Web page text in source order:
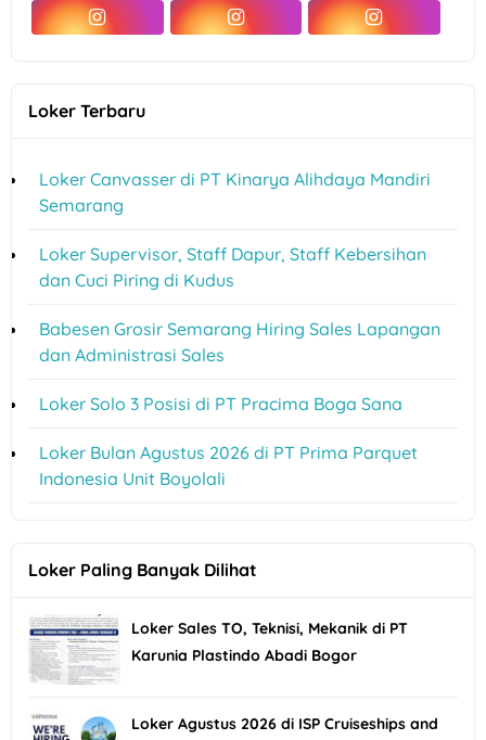
Loker Terbaru
Loker Canvasser di PT Kinarya Alihdaya Mandiri
Semarang
Loker Supervisor, Staff Dapur, Staff Kebersihan
dan Cuci Piring di Kudus
Babesen Grosir Semarang Hiring Sales Lapangan
dan Administrasi Sales
Loker Solo 3 Posisi di PT Pracima Boga Sana
Loker Bulan Agustus 2026 di PT Prima Parquet
Indonesia Unit Boyolali
Loker Paling Banyak Dilihat
Loker Sales TO, Teknisi, Mekanik di PT
Karunia Plastindo Abadi Bogor
Loker Agustus 2026 di ISP Cruiseships and